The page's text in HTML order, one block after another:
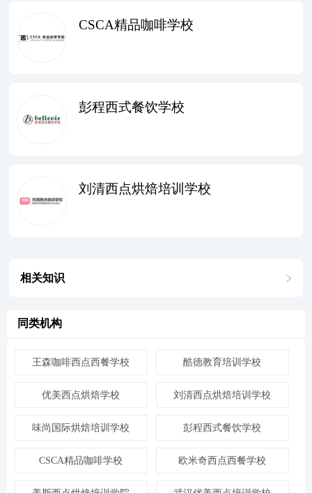
CSCA精品咖啡学校
彭程西式餐饮学校
刘清西点烘焙培训学校
相关知识
同类机构
王森咖啡西点西餐学校 酷德教育培训学校
优美西点烘焙学校 刘清西点烘焙培训学校
味尚国际烘焙培训学校 彭程西式餐饮学校
CSCA精品咖啡学校 欧米奇西点西餐学校